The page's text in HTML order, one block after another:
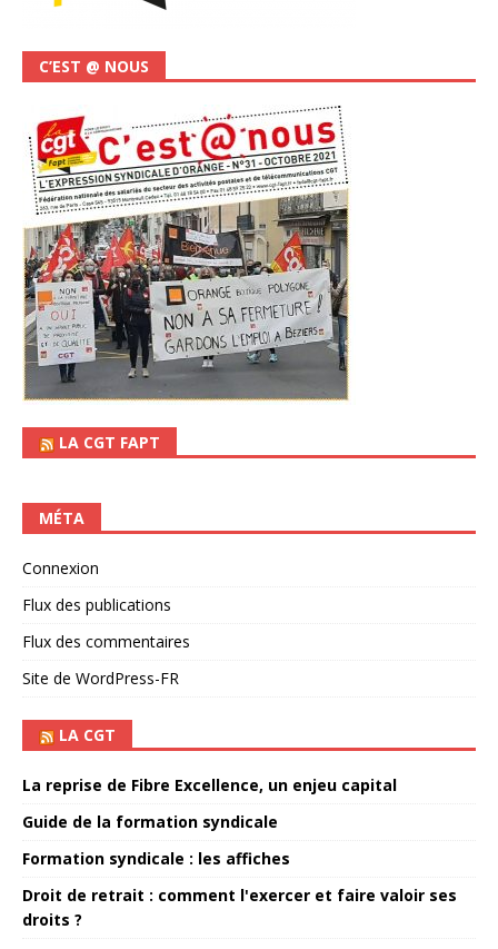
C’EST @ NOUS
LA CGT FAPT
MÉTA
Connexion
Flux des publications
Flux des commentaires
Site de WordPress-FR
LA CGT
La reprise de Fibre Excellence, un enjeu capital
Guide de la formation syndicale
Formation syndicale : les affiches
Droit de retrait : comment l'exercer et faire valoir ses
droits ?